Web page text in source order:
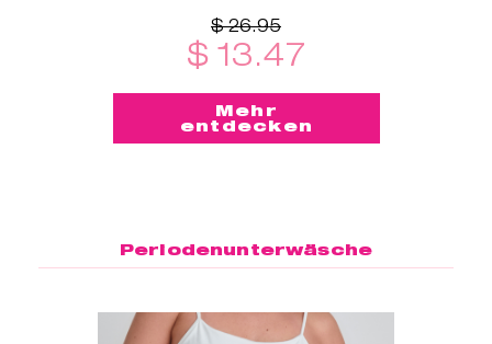
$ 26.95
$ 13.47
Mehr
entdecken
Periodenunterwäsche